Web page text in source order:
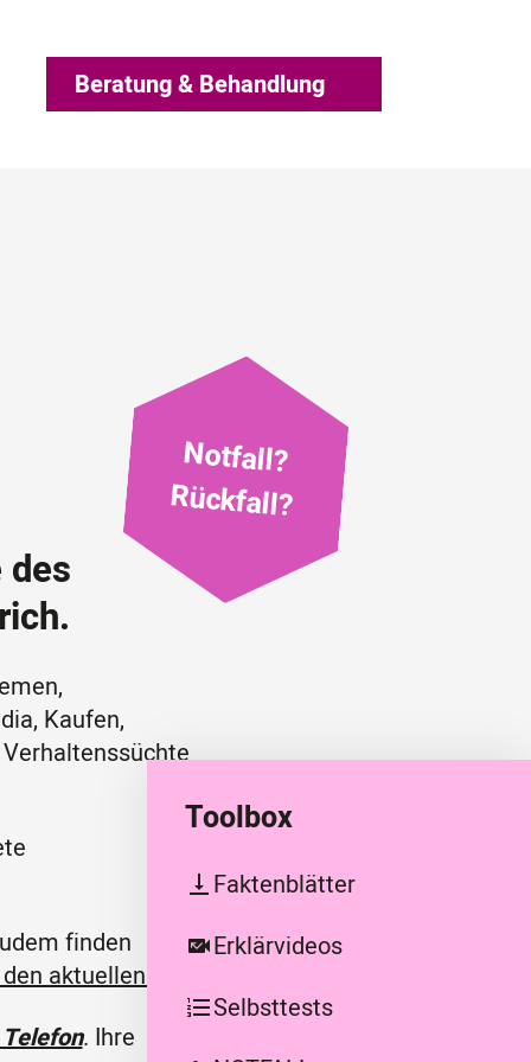
Beratung & Behandlung
Toolbox
vertical_align_bottom Faktenblätter
missed_video_callErklärvideos
format_list_numberedSelbsttests
Notfall?
Rückfall?
.
Kaufen,
finden
aktuellen Daten.
. Ihre